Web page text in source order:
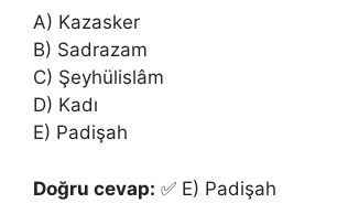
A) Kazasker
B) Sadrazam
C) Şeyhülislâm
D) Kadı
E) Padişah
Doğru cevap: ✅ E) Padişah